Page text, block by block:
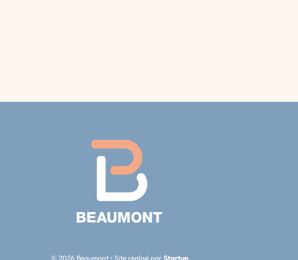
© 2026 Beaumont • Site réalisé parStartup